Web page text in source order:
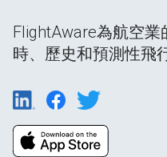
FlightAware為航空
時、歷史和預測性飛